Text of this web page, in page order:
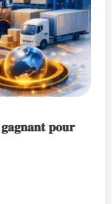
𝐩𝐨𝐮𝐫